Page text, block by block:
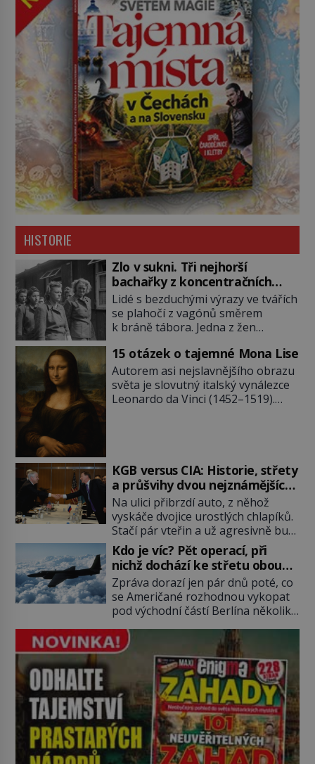
HISTORIE
Zlo v sukni. Tři nejhorší
bachařky z koncentračních
táborů
Lidé s bezduchými výrazy ve tvářích
se plahočí z vagónů směrem
k bráně tábora. Jedna z žen
jejich oči se setkají. Místo soucitu
však přichází gesto, které
nebožačku posílá rovnou do
plynové komory. Jména jako Rudolf
15 otázek o tajemné Mona Lise
Autorem asi nejslavnějšího obrazu
světa je slovutný italský vynálezce
Leonardo da Vinci (1452–1519).
pověsil Napoleon? Samotný císař
Napoleon Bonaparte (1769–1821)
má pro malbu slabost, a tak si ji
ještě jako první konzul přemístí do
své ložnice v Tuilerisjkém […]
KGB versus CIA: Historie, střety
a průšvihy dvou nejznámějších
tajných služeb historie
Na ulici přibrzdí auto, z něhož
vyskáče dvojice urostlých chlapíků.
Stačí pár vteřin a už agresivně buší
na dveře. O další okamžik později
vlečou nebožáka do auta, a pak už
ho nikdy nikdo nespatří. Dostal se
totiž do rukou všemocné KGB. Jako
sourozenci, kteří si nemohou přijít
na jméno. Neustále se předhání v
plánování sabotáží, […]
Kdo je víc? Pět operací, při
nichž dochází ke střetu obou
tajných služeb
Zpráva dorazí jen pár dnů poté, co
se Američané rozhodnou vykopat
pod východní částí Berlína několik
na sobě nenechají nic znát a
nechají nepřítele, aby si myslel, že
je přechytračil. Cennou informaci
jim dodá jeden z agentů. Oba
tábory jsou zvyklé působit v pozadí
a podle situace tlačit, jak oni […]